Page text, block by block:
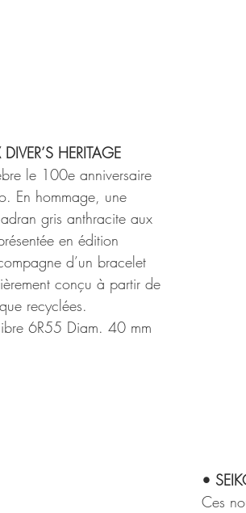
HERITAGE
le 100e anniversaire
En hommage, une
gris anthracite aux
en édition
d’un bracelet
conçu à partir de
recyclées.
6R55 Diam. 40 mm
•
Ces